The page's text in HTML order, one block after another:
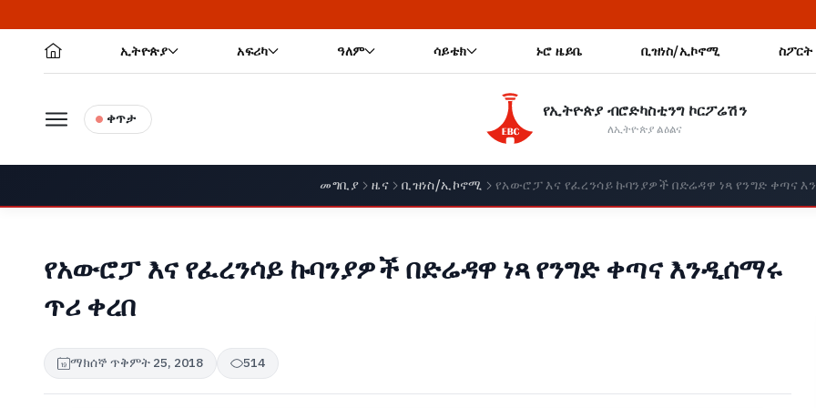
🔥 አስተማማኝና ዘላቂ
ኢትዮጵያ አፍሪካ ዓለም ሳይቴክ ኑሮ ዜይቤ ቢዝነስ/ኢኮኖሚ ስፖርት
ቀጥታ የኢትዮጵያ ብሮድካስቲንግ ኮርፖሬሽን
ለኢትዮጵያ ልዕልና
መግቢያ ዜና ቢዝነስ/ኢኮኖሚ የአውሮፓ እና የፈረንሳይ ኩባንያዎች በድሬዳዋ ነጻ የንግድ ቀጣና
የአውሮፓ እና የፈረንሳይ ኩባንያዎች በድሬዳዋ ነጻ የንግድ ቀጣና እንዲሰማሩ
ጥሪ ቀረበ
ማክሰኞ ጥቅምት 25, 2018 514